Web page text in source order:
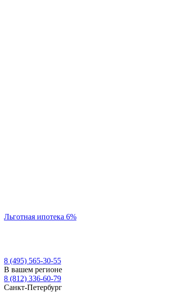
Льготная ипотека 6%
8 (495) 565-30-55
В вашем регионе
8 (812) 336-60-79
Санкт-Петербург